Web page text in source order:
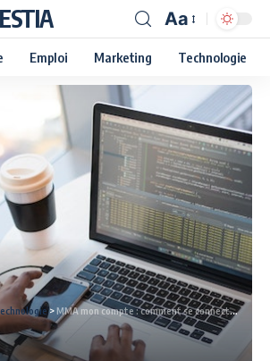
Aa
Emploi Marketing Technologie
>MMA mon compte : comment se connecter à votre espace client ?